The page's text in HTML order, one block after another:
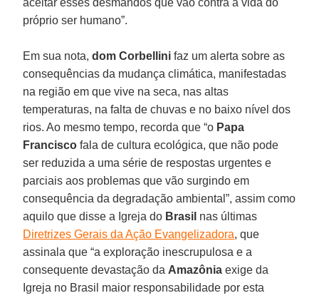
aceitar esses desmandos que vão contra a vida do
próprio ser humano”.
Em sua nota,dom Corbellini faz um alerta sobre as
consequências da mudança climática, manifestadas
na região em que vive na seca, nas altas
temperaturas, na falta de chuvas e no baixo nível dos
rios. Ao mesmo tempo, recorda que “o Papa
Francisco fala de cultura ecológica, que não pode
ser reduzida a uma série de respostas urgentes e
parciais aos problemas que vão surgindo em
consequência da degradação ambiental”, assim como
aquilo que disse a Igreja do Brasil nas últimas
Diretrizes Gerais da Ação Evangelizadora, que
assinala que “a exploração inescrupulosa e a
consequente devastação da Amazônia exige da
Igreja no Brasil maior responsabilidade por esta